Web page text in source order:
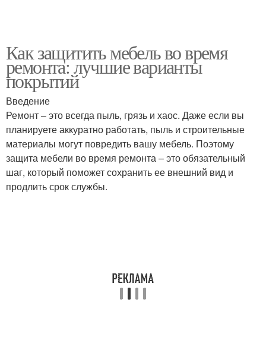
Как защитить мебель во время
ремонта: лучшие варианты
покрытий
Введение
Ремонт – это всегда пыль, грязь и хаос. Даже если вы
планируете аккуратно работать, пыль и строительные
материалы могут повредить вашу мебель. Поэтому
защита мебели во время ремонта – это обязательный
шаг, который поможет сохранить ее внешний вид и
продлить срок службы.